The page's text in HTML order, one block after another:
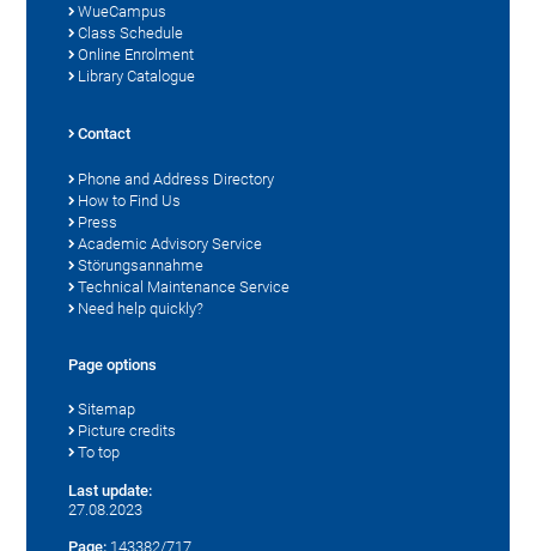
WueCampus
Class Schedule
Online Enrolment
Library Catalogue
Contact
Phone and Address Directory
How to Find Us
Press
Academic Advisory Service
Störungsannahme
Technical Maintenance Service
Need help quickly?
Page options
Sitemap
Picture credits
To top
Last update:
27.08.2023
Page: 143382/717